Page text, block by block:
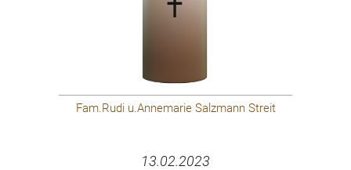
Fam.Rudi u.Annemarie Salzmann Streit
13.02.2023